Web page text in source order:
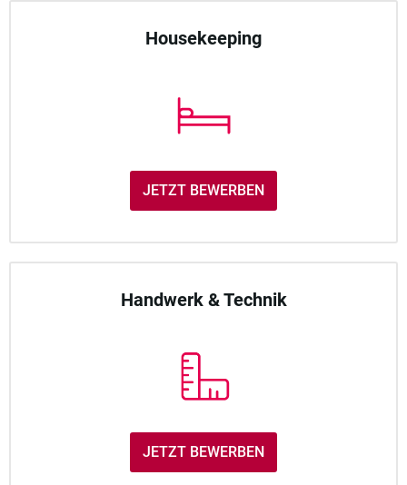
Housekeeping
JETZT BEWERBEN
Handwerk & Technik
JETZT BEWERBEN